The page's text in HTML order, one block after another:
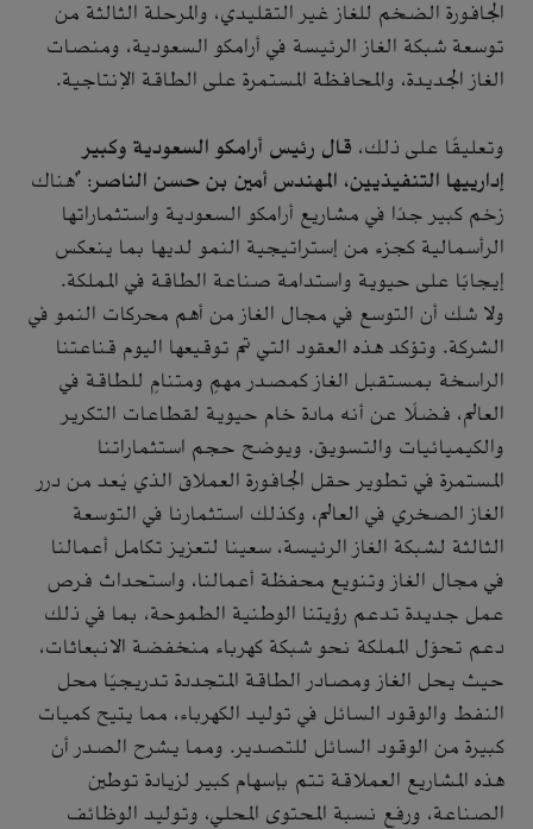
الجافورة الضخم للغاز غير التقليدي، والمرحلة الثالثة من
توسعة شبكة الغاز الرئيسة في أرامكو السعودية، ومنصات
الغاز الجديدة، والمحافظة المستمرة على الطاقة الإنتاجية.
وتعليقًا على ذلك، قال رئيس أرامكو السعودية وكبير
إدارييها التنفيذيين، المهندس أمين بن حسن الناصر: "هناك
زخم كبير جدًا في مشاريع أرامكو السعودية واستثماراتها
الرأسمالية كجزء من إستراتيجية النمو لديها بما ينعكس
إيجابًا على حيوية واستدامة صناعة الطاقة في المملكة.
ولا شك أن التوسع في مجال الغاز من أهم محركات النمو في
الشركة. وتؤكد هذه العقود التي تم توقيعها اليوم قناعتنا
الراسخة بمستقبل الغاز كمصدر مهمٍ ومتنامٍ للطاقة في
العالم، فضلًا عن أنه مادة خام حيوية لقطاعات التكرير
والكيميائيات والتسويق. ويوضح حجم استثماراتنا
المستمرة في تطوير حقل الجافورة العملاق الذي يُعد من درر
الغاز الصخري في العالم، وكذلك استثمارنا في التوسعة
الثالثة لشبكة الغاز الرئيسة، سعينا لتعزيز تكامل أعمالنا
في مجال الغاز وتنويع محفظة أعمالنا، واستحداث فرص
عمل جديدة تدعم رؤيتنا الوطنية الطموحة، بما في ذلك
دعم تحوّل المملكة نحو شبكة كهرباء منخفضة الانبعاثات،
حيث يحل الغاز ومصادر الطاقة المتجددة تدريجيًا محل
النفط والوقود السائل في توليد الكهرباء، مما يتيح كميات
كبيرة من الوقود السائل للتصدير. ومما يشرح الصدر أن
هذه المشاريع العملاقة تتم بإسهام كبير لزيادة توطين
الصناعة، ورفع نسبة المحتوى المحلي، وتوليد الوظائف